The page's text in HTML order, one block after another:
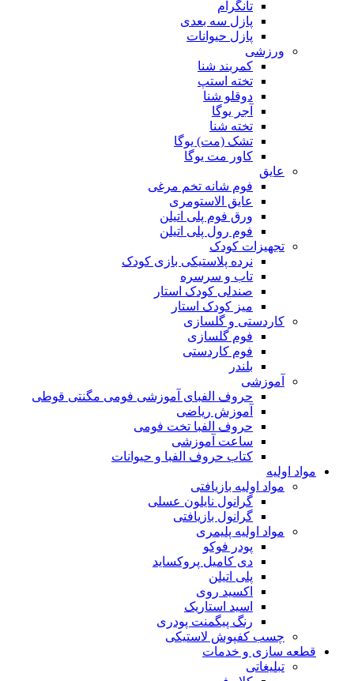
تانگرام
پازل سه بعدی
پازل حیوانات
ورزشی
کمربند شنا
تخته استپ
دوقلو شنا
آجر یوگا
تخته شنا
تشک (مت) یوگا
کاور مت یوگا
عایق
فوم شانه تخم مرغی
عایق الاستومری
ورق فوم پلی اتیلن
فوم رول پلی اتیلن
تجهیزات کودک
نرده پلاستیکی بازی کودک
تاب و سرسره
صندلی کودک استار
میز کودک استار
کاردستی و گلسازی
فوم گلسازی
فوم کاردستی
بلندر
آموزشی
حروف الفبای آموزشی فومی مگنتی قوطی
آموزش ریاضی
حروف الفبا تخت فومی
ساعت آموزشی
کتاب حروف الفبا و حیوانات
مواد اولیه
مواد اولیه بازیافتی
گرانول نایلون عسلی
گرانول بازیافتی
مواد اولیه پلیمری
پودر فوکو
دی کامیل پروکساید
پلی اتیلن
اکسید روی
اسید استاریک
رنگ پیگمنت پودری
چسب کفپوش لاستیکی
قطعه سازی و خدمات
تبلیغاتی